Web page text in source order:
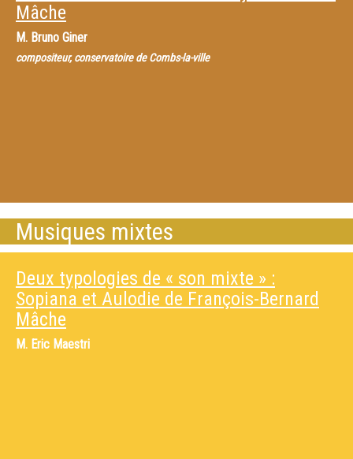
Mâche
M. Bruno Giner
compositeur, conservatoire de Combs-la-ville
Musiques mixtes
Deux typologies de « son mixte » :
Sopiana et Aulodie de François-Bernard
Mâche
M. Eric Maestri